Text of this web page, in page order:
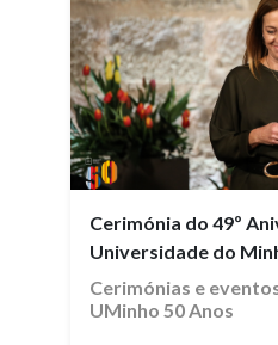
Cerimónia do 49º
Universidade do
Cerimónias e
UMinho 50 Anos